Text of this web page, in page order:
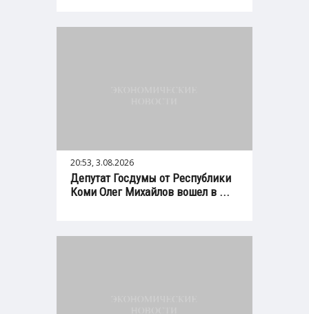
20:53, 3.08.2026
Депутат Госдумы от Республики
Коми Олег Михайлов вошел в ...